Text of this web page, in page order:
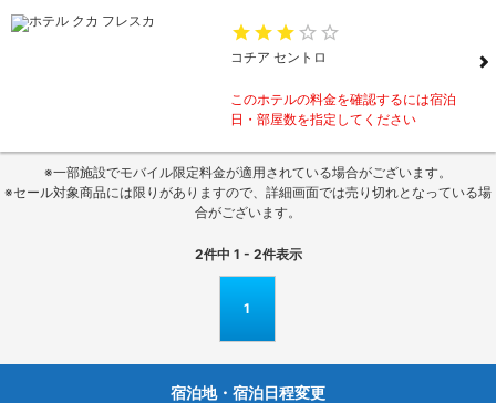
コチア セントロ
このホテルの料金を確認するには宿泊
日・部屋数を指定してください
※一部施設でモバイル限定料金が適用されている場合がございます。
※セール対象商品には限りがありますので、詳細画面では売り切れとなっている場
合がございます。
2件中 1 - 2件表示
1
宿泊地・宿泊日程変更